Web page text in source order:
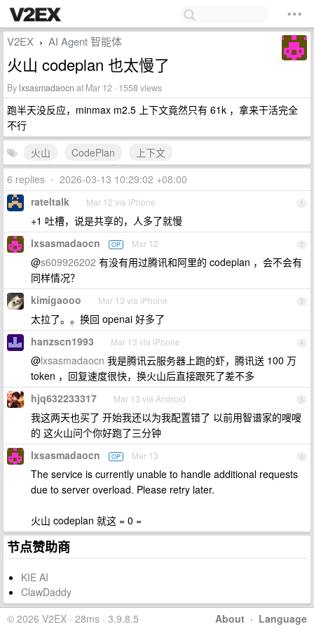
V2EX › AI Agent 智能体
火山 codeplan 也太慢了
By lxsasmadaocn at Mar 12 · 1558 views
跑半天没反应，minmax m2.5 上下文竟然只有 61k ，拿来干活完全
不行
火山
CodePlan
上下文
6 replies • 2026-03-13 10:29:02 +08:00
1
rateltalk Mar 12 via iPhone
+1 吐槽，说是共享的，人多了就慢
2
lxsasmadaocn OP Mar 12
@s609926202 有没有用过腾讯和阿里的 codeplan ，会不会有
同样情况？
3
kimigaooo Mar 13 via iPhone
太拉了。。换回 openai 好多了
4
hanzscn1993 Mar 13 via iPhone
@lxsasmadaocn 我是腾讯云服务器上跑的虾，腾讯送 100 万
token ，回复速度很快，换火山后直接跟死了差不多
5
hjq632233317 Mar 13 via Android
我这两天也买了 开始我还以为我配置错了 以前用智谱家的嗖嗖
的 这火山问个你好跑了三分钟
6
lxsasmadaocn OP Mar 13
The service is currently unable to handle additional requests
due to server overload. Please retry later.
火山 codeplan 就这 = 0 =
节点赞助商
KIE AI
ClawDaddy
About · Language
© 2026 V2EX · 28ms · 3.9.8.5